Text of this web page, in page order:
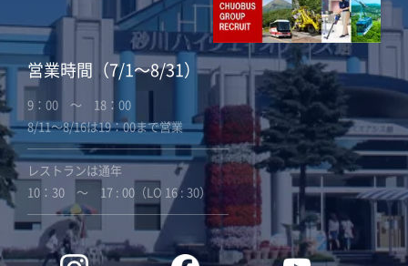
営業時間（7/1～8/31）
9：00 ～ 18：00
8/11～8/16は19：00まで営業
─────────────────
レストランは通年
10：30 ～ 17 : 00（LO 16 : 30）
─────────────────